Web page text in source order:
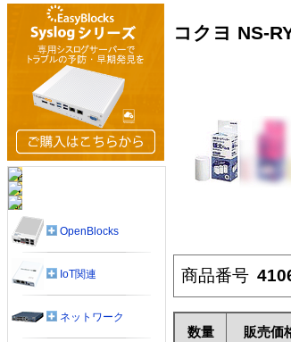
コクヨ NS-
商品番号
数量 販売価
OpenBlocks
IoT関連
ネットワーク